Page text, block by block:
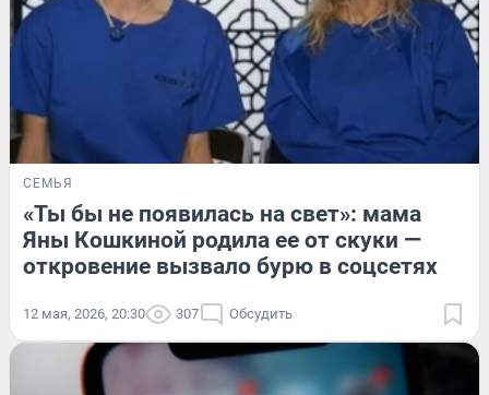
СЕМЬЯ
«Ты бы не появилась на свет»: мама
Яны Кошкиной родила ее от скуки —
откровение вызвало бурю в соцсетях
12 мая, 2026, 20:30 307 Обсудить